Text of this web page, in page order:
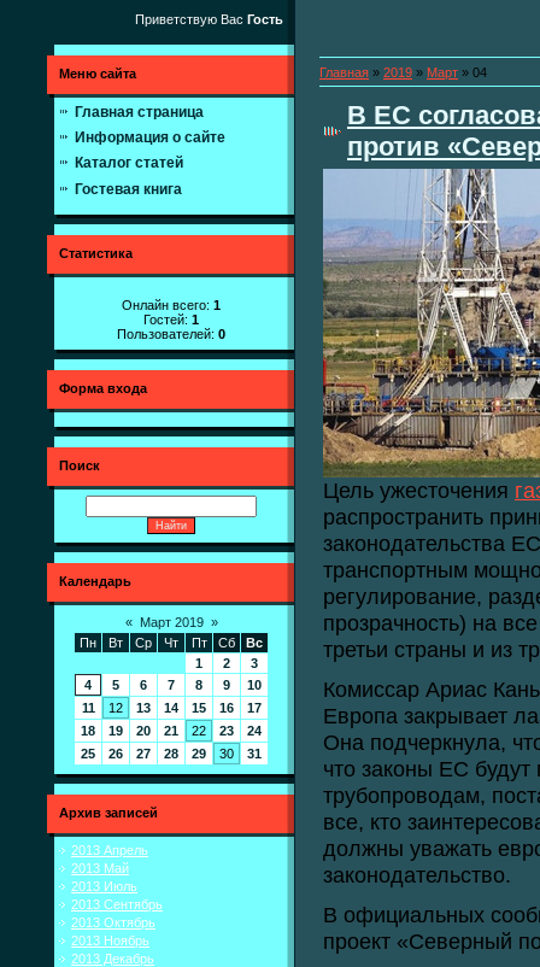
Приветствую Вас Гость
Меню сайта
Главная страница
Информация о сайте
Каталог статей
Гостевая книга
Статистика
Онлайн всего: 1
Гостей: 1
Пользователей: 0
Форма входа
Поиск
Календарь
« Март 2019 »
Пн
Вт Ср Чт Пт Сб
Вс
1
2
3
4
5 6 7 8 9
10
11
12 13 14 15 16
17
18
19 20 21 22 23
24
25
26 27 28 29 30 31
Архив записей
2013 Апрель
2013 Май
2013 Июль
2013 Сентябрь
2013 Октябрь
2013 Ноябрь
2013 Декабрь
Главная » 2019 » Март » 04
В ЕС
против
Цель ужесточения
распространить
законодательства
транспортным
регулирование,
прозрачность) на
третьи страны и из
Комиссар Ариас
Европа закрывает
Она подчеркнула,
что законы ЕС будут
трубопроводам,
все, кто
должны уважать
законодательство.
В официальных
проект «Северный